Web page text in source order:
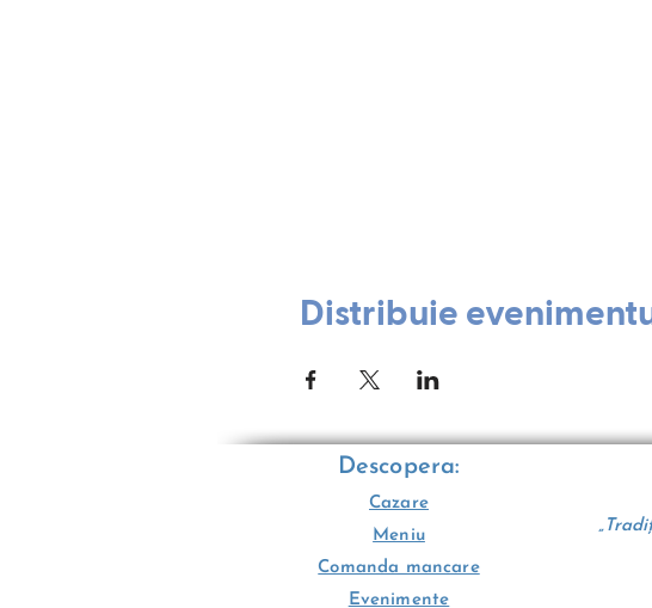
Distribuie
Descopera:
Cazare
Meniu
Comanda mancare
Evenimente